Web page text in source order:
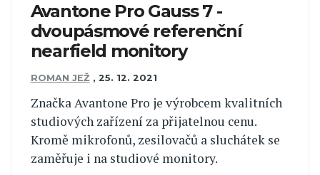
Avantone Pro Gauss 7 -
dvoupásmové referenční
nearfield monitory
ROMAN JEŽ , 25. 12. 2021
Značka Avantone Pro je výrobcem kvalitních
studiových zařízení za přijatelnou cenu.
Kromě mikrofonů, zesilovačů a sluchátek se
zaměřuje i na studiové monitory.